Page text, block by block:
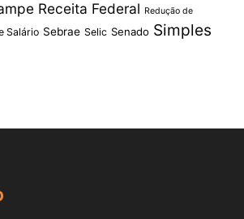
Receita Federal Redução de
Salário Sebrae Selic Senado Simples